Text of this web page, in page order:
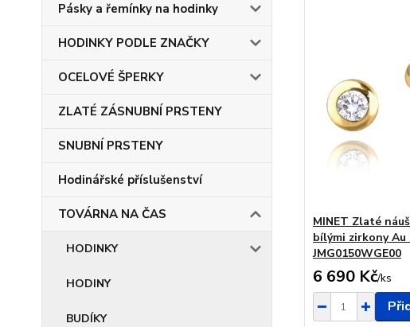
Pásky a řemínky na hodinky
HODINKY PODLE ZNAČKY
OCELOVÉ ŠPERKY
ZLATÉ ZÁSNUBNÍ PRSTENY
SNUBNÍ PRSTENY
Hodinářské příslušenství
TOVÁRNA NA ČAS
HODINKY
HODINY
BUDÍKY
MINET Zlaté
bílými zirkony Au
JMG0150WGE00
6 690 Kč/ks